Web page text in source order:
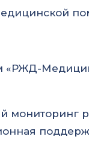
«РЖД-
мониторинг